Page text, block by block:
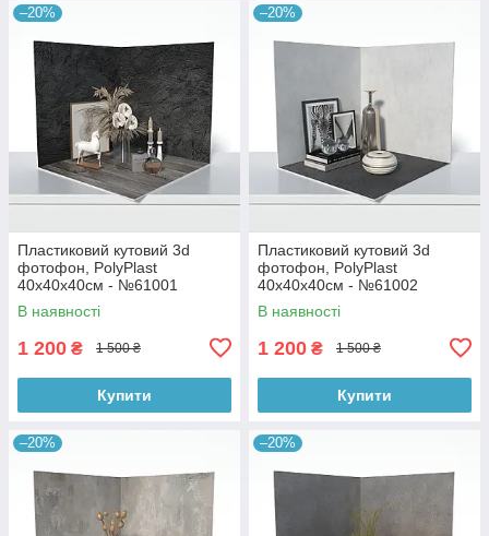
–20%
Пластиковий кутовий 3d
фотофон, PolyPlast
40x40x40см - №61001
В наявності
1 200 ₴ 1 500 ₴
Купити
–20%
Пластиковий кутовий 3d
фотофон, PolyPlast
40x40x40см - №61002
В наявності
1 200 ₴ 1 500 ₴
Купити
–20% –20%